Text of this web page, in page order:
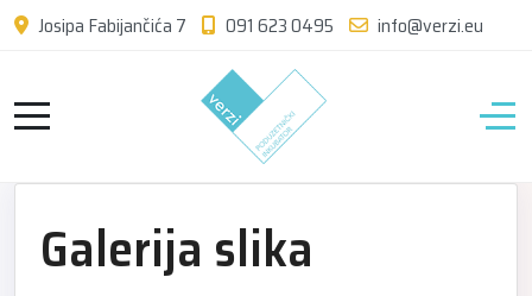
Josipa Fabijančića 7 091 623 0495 info@verzi.eu
Galerija slika